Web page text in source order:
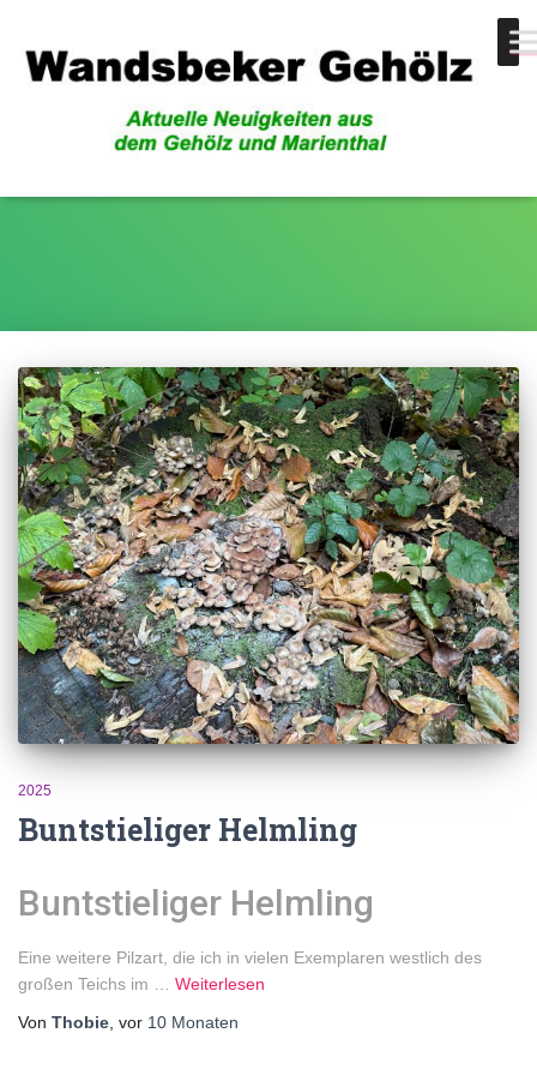
2025
Buntstieliger Helmling
Buntstieliger Helmling
Eine weitere Pilzart, die ich in vielen Exemplaren westlich des
großen Teichs im … Weiterlesen
Von Thobie , vor 10 Monaten